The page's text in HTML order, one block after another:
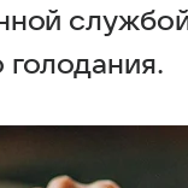
голодания.